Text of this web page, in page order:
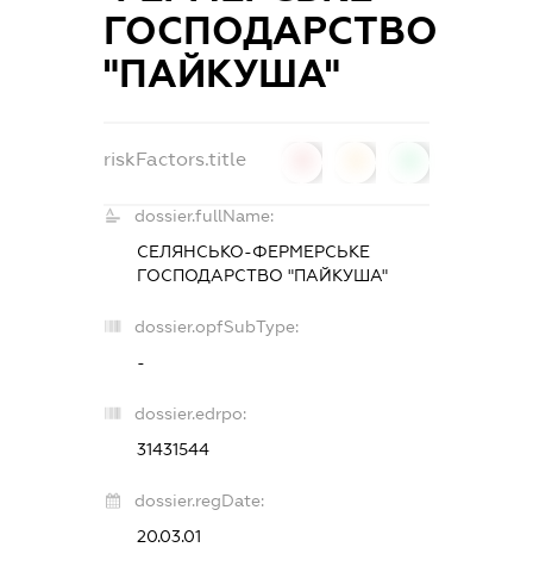
ГОСПОДАРСТВО
"ПАЙКУША"
riskFactors.title
dossier.fullName:
СЕЛЯНСЬКО-ФЕРМЕРСЬКЕ
ГОСПОДАРСТВО "ПАЙКУША"
dossier.opfSubType:
-
dossier.edrpo:
31431544
dossier.regDate:
20.03.01